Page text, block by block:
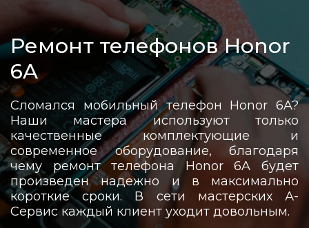
Ремонт телефонов Honor
6A
Сломался мобильный телефон Honor 6A?
Наши мастера используют только
качественные комплектующие и
современное оборудование, благодаря
чему ремонт телефона Honor 6A будет
произведен надежно и в максимально
короткие сроки. В сети мастерских А-
Сервис каждый клиент уходит довольным.